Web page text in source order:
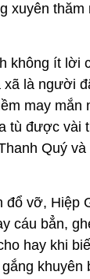
xuyên thăm
không ít lời
xã là người
may mắn
tù được vài
Quý
đổ vỡ, Hiệp
cáu bẳn,
hay khi
khuyên